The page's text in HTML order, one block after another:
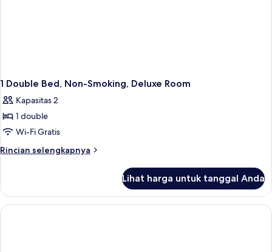
1 Double Bed, Non-Smoking, Deluxe Room
Kapasitas 2
1 double
Wi-Fi Gratis
Rincian selengkapnya
Rincian
1
Double
Bed,
Lihat harga untuk tanggal Anda